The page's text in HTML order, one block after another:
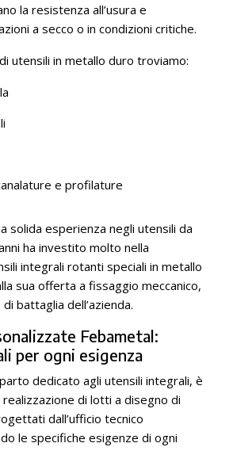
la resistenza all’usura e
a secco o in condizioni critiche.
utensili in metallo duro troviamo:
e profilature
solida esperienza negli utensili da
ha investito molto nella
integrali rotanti speciali in metallo
sua offerta a fissaggio meccanico,
battaglia dell’azienda.
Febametal:
per ogni esigenza
dedicato agli utensili integrali, è
di lotti a disegno di
dall’ufficio tecnico
le specifiche esigenze di ogni